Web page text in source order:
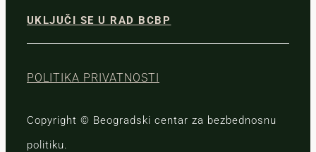
UKLJUČI SE U RAD BCBP
POLITIKA PRIVATNOSTI
Copyright © Beogradski centar za bezbednosnu
politiku.